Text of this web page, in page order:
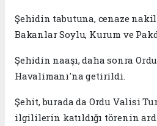
Şehidin tabutuna, cenaze nakil
Bakanlar Soylu, Kurum ve
Şehidin naaşı, daha sonra
Havalimanı'na getirildi.
Şehit, burada da Ordu Valisi
ilgililerin katıldığı törenin